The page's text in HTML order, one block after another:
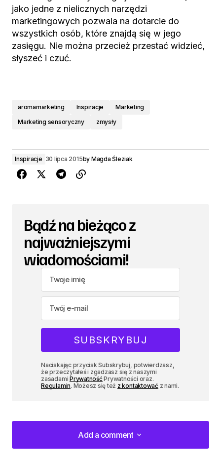
jako jedne z nielicznych narzędzi
marketingowych pozwala na dotarcie do
wszystkich osób, które znajdą się w jego
zasięgu. Nie można przecież przestać widzieć,
słyszeć i czuć.
aromamarketing Inspiracje
Marketing
Marketing sensoryczny
zmysły
Inspiracje 30 lipca 2015by Magda Śleziak
Bądź na bieżąco z
najważniejszymi
wiadomościami!
Naciskając przycisk Subskrybuj, potwierdzasz,
że przeczytałeś i zgadzasz się z naszymi
zasadamiPrywatnośćPrywatności oraz.
Regulamin. Możesz się też z kontaktowaćz nami.
Add a comment
Add a comment